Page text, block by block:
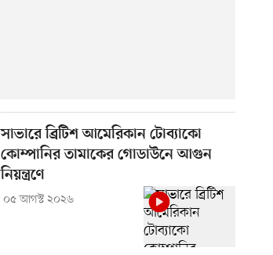
সাভারে ব্রিটিশ আমেরিকান টোব্যাকো
কোম্পানির তামাকের গোডাউনে আগুন
নিয়ন্ত্রণে
০৫ আগস্ট ২০২৬